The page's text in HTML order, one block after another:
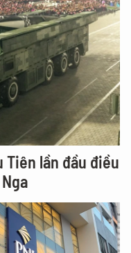
Tiên lần đầu điều